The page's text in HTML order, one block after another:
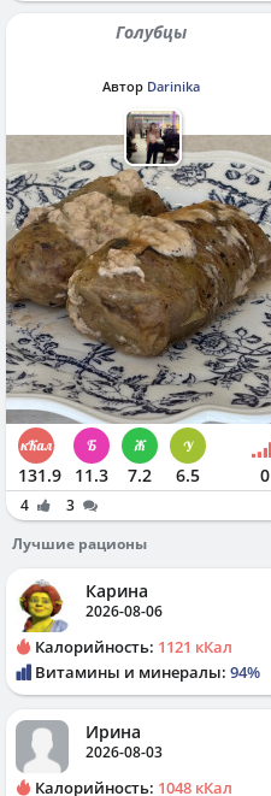
Голубцы
Автор Darinika
131.9 11.3 7.2 6.5 0
4
3
Лучшие рационы
Карина
2026-08-06
Калорийность: 1121 кКал
Витамины и минералы: 94%
Ирина
2026-08-03
Калорийность: 1048 кКал